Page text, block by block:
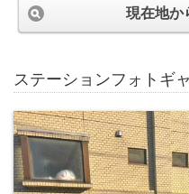
現在地か
ステーションフォトギ